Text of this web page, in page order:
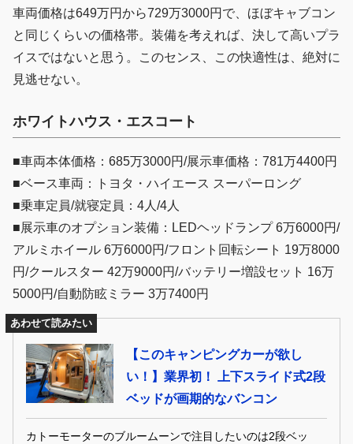
車両価格は649万円から729万3000円で、ほぼキャブコン
と同じくらいの価格帯。装備を考えれば、決して高いプラ
イスではないと思う。このセンス、この快適性は、絶対に
見逃せない。
ホワイトハウス・エスコート
■車両本体価格：685万3000円/展示車価格：781万4400円
■ベース車両：トヨタ・ハイエース スーパーロング
■乗車定員/就寝定員：4人/4人
■展示車のオプション装備：LEDヘッドランプ 6万6000円/
アルミホイール 6万6000円/フロント回転シート 19万8000
円/クールスター 42万9000円/バッテリー増設セット 16万
5000円/自動防眩ミラー 3万7400円
あわせて読みたい
【このキャンピングカーが欲し
い！】業界初！ 上下スライド式2段
ベッドが画期的なバンコン
カトーモーターのブルームーンで注目したいのは2段ベッ